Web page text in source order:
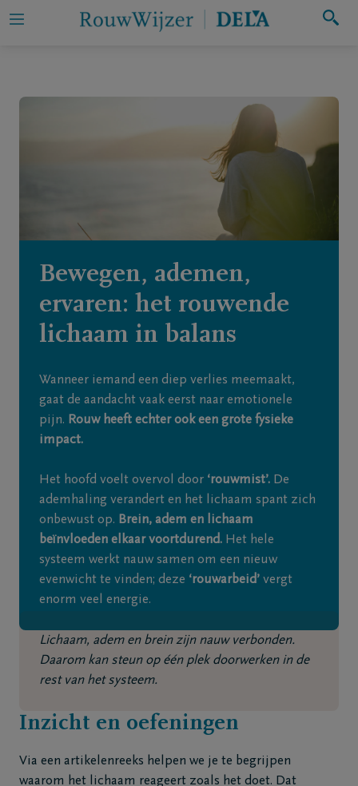
rouw
ondersteunen
Hulp
Contact
Zoeken
Bewegen, ademen,
ervaren: het rouwende
lichaam in balans
Wanneer iemand een diep verlies meemaakt,
gaat de aandacht vaak eerst naar emotionele
pijn. Rouw heeft echter ook een grote fysieke
impact.
Het hoofd voelt overvol door ‘rouwmist’. De
ademhaling verandert en het lichaam spant zich
onbewust op. Brein, adem en lichaam
beïnvloeden elkaar voortdurend. Het hele
systeem werkt nauw samen om een nieuw
evenwicht te vinden; deze ‘rouwarbeid’ vergt
enorm veel energie.
Lichaam, adem en brein zijn nauw verbonden.
Daarom kan steun op één plek doorwerken in de
rest van het systeem.
Inzicht en oefeningen
Via een artikelenreeks helpen we je te begrijpen
waarom het lichaam reageert zoals het doet. Dat